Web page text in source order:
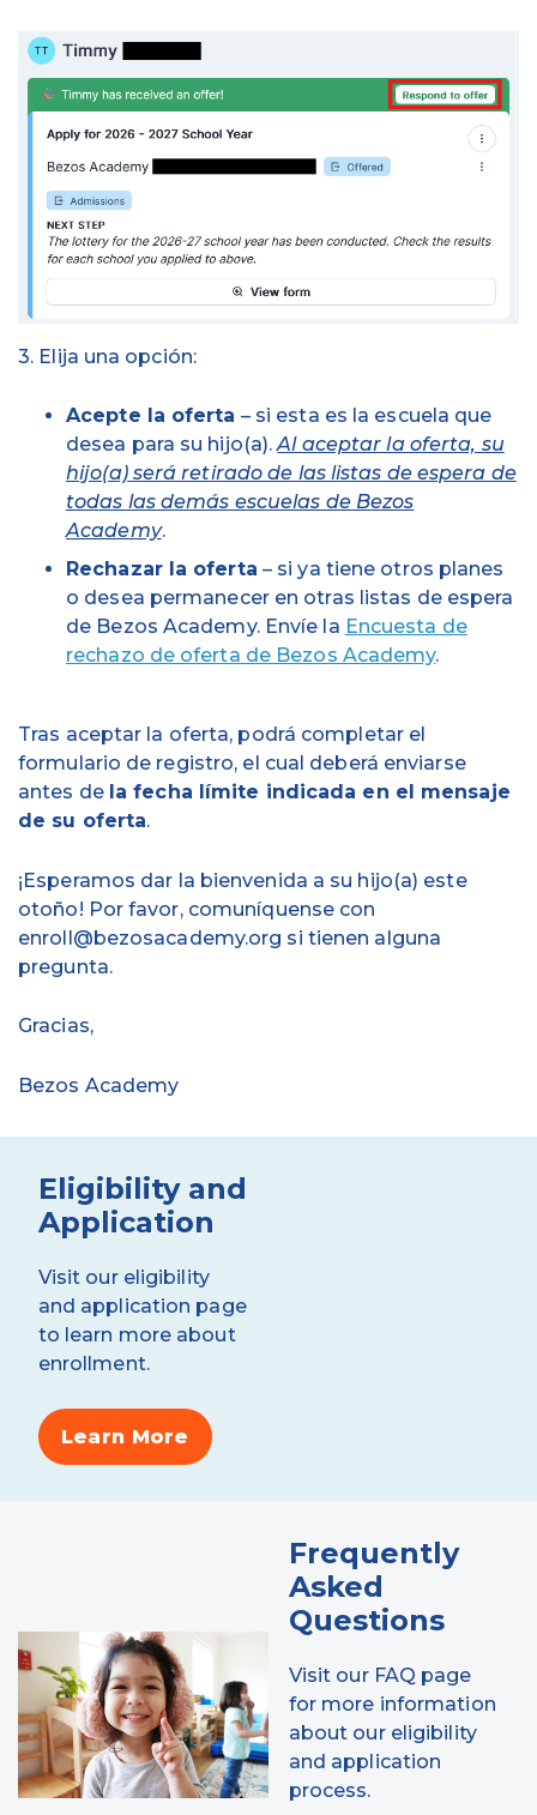
3. Elija una opción:
Acepte la oferta – si esta es la escuela que
desea para su hijo(a).Al aceptar la oferta, su
hijo(a) será retirado de las listas de espera de
todas las demás escuelas de Bezos
Academy.
Rechazar la oferta – si ya tiene otros planes
o desea permanecer en otras listas de espera
de Bezos Academy. Envíe la Encuesta de
rechazo de oferta de Bezos Academy.
Tras aceptar la oferta, podrá completar el
formulario de registro, el cual deberá enviarse
antes de la fecha límite indicada en el mensaje
de su oferta.
¡Esperamos dar la bienvenida a su hijo(a) este
otoño! Por favor, comuníquense con
enroll@bezosacademy.org si tienen alguna
pregunta.
Gracias,
Bezos Academy
Eligibility and
Application
Visit our eligibility
and application page
to learn more about
enrollment.
Learn More
Frequently
Asked
Questions
Visit our FAQ page
for more information
about our eligibility
and application
process.